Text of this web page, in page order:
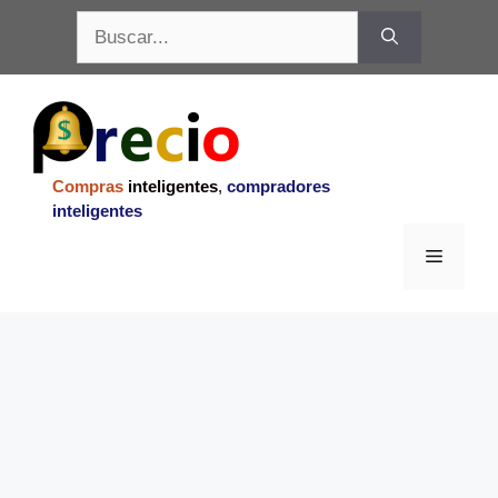
contenido
Compras inteligentes, compradores
inteligentes
Menu